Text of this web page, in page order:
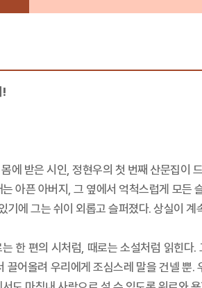
!
몸에 받은 시인, 정현우의 첫 번째 산문집
아픈 아버지, 그 옆에서 억척스럽게 모
에 그는 쉬이 외롭고 슬퍼졌다. 상실이
한 편의 시처럼, 때로는 소설처럼 읽힌
어올려 우리에게 조심스레 말을 건넬